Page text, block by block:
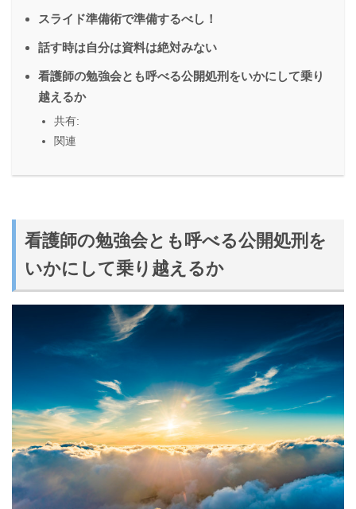
スライド準備術で準備するべし！
話す時は自分は資料は絶対みない
看護師の勉強会とも呼べる公開処刑をいかにして乗り
越えるか
共有:
関連
看護師の勉強会とも呼べる公開処刑を
いかにして乗り越えるか